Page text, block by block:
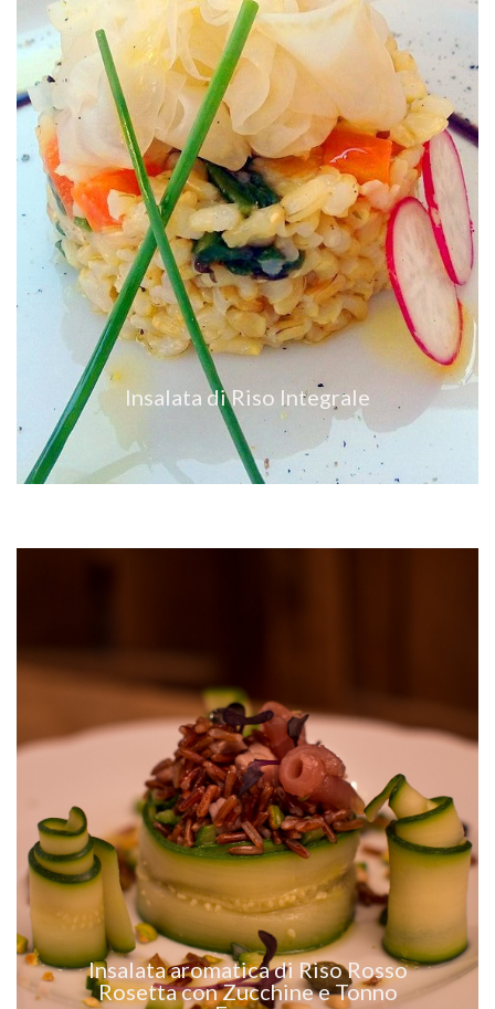
Insalata di Riso Integrale
VEDI RICETTA
Insalata aromatica di Riso Rosso
Rosetta con Zucchine e Tonno
VEDI RICETTA